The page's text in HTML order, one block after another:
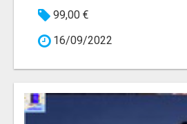
99,00 €
16/09/2022